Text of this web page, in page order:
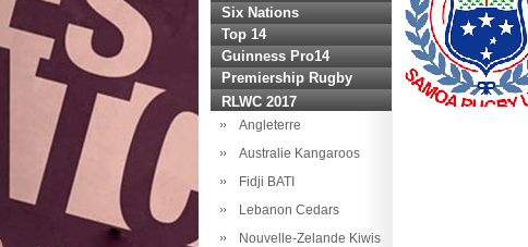
Six Nations
Top 14
Guinness Pro14
Premiership Rugby
RLWC 2017
Angleterre
Australie Kangaroos
Fidji BATI
Lebanon Cedars
Nouvelle-Zelande Kiwis